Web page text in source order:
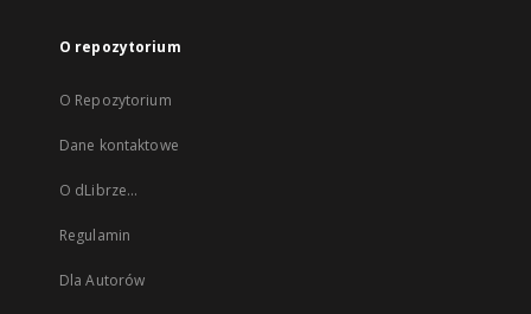
O repozytorium
O Repozytorium
Dane kontaktowe
O dLibrze...
Regulamin
Dla Autorów